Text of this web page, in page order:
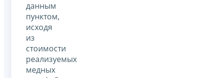
данным
пунктом,
исходя
из
стоимости
реализуемых
медных